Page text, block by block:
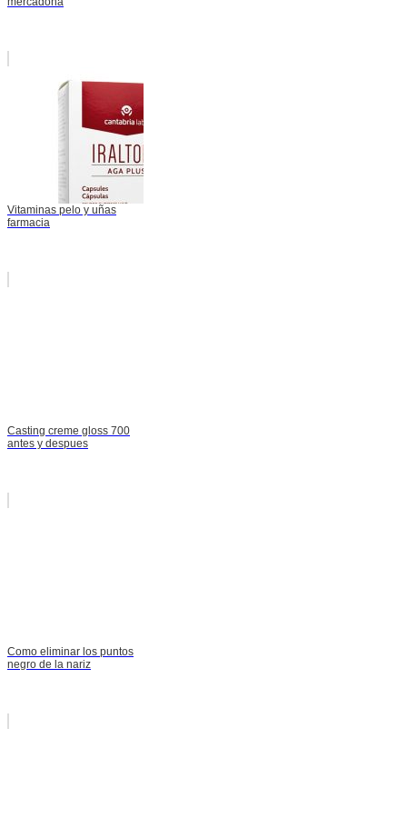
Vitaminas pelo y uñas
farmacia
Casting creme gloss 700
antes y despues
Como eliminar los puntos
negro de la nariz